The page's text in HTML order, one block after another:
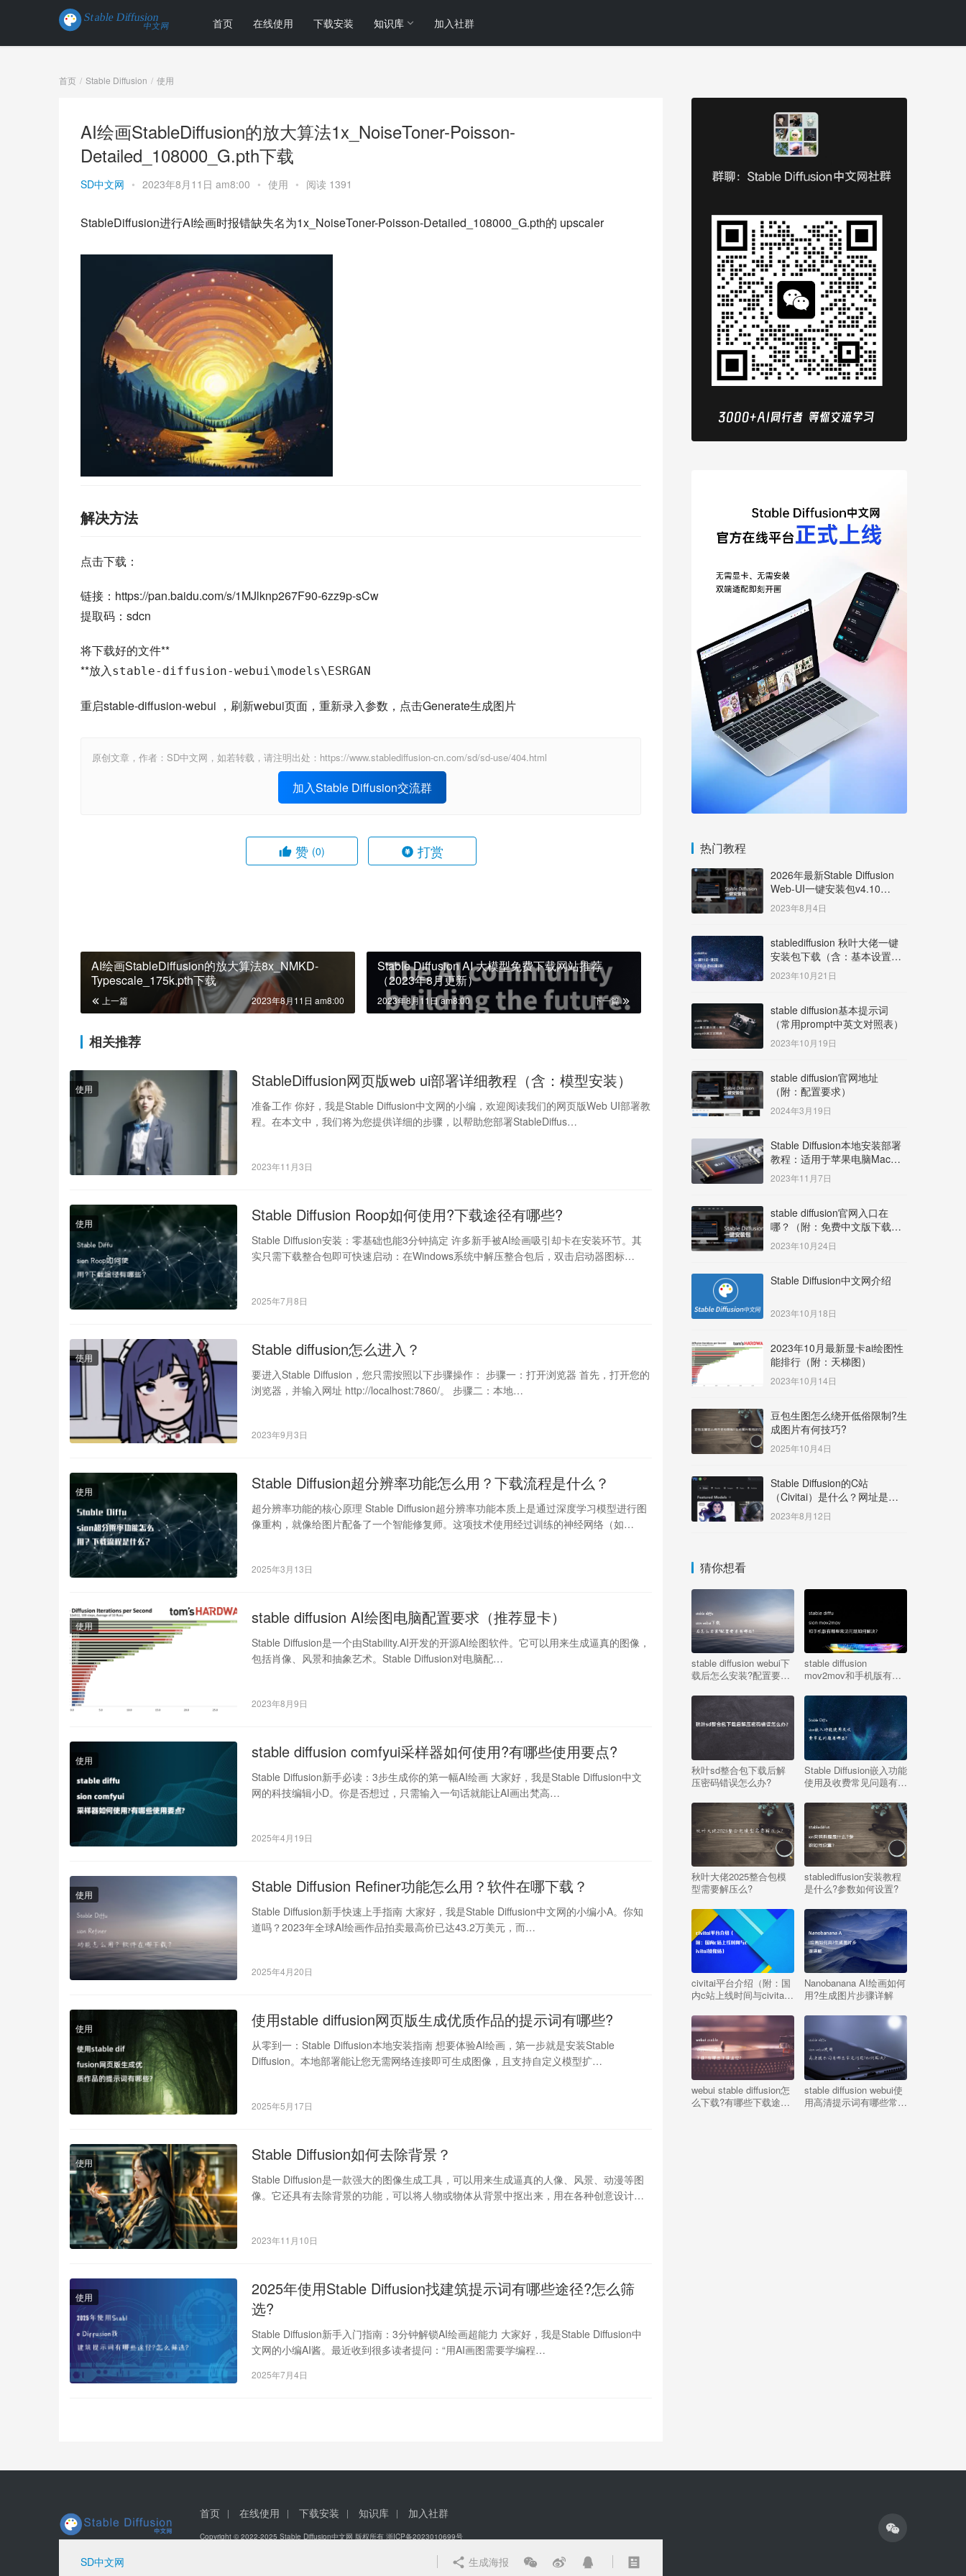
首页 在线使用 下载安装 知识库 加入社群
首页 Stable Diffusion 使用
AI绘画StableDiffusion的放大算法1x_NoiseToner-Poisson-
Detailed_108000_G.pth下载
SD中文网 • 2023年8月11日 am8:00 • 使用 • 阅读 1391
StableDiffusion进行AI绘画时报错缺失名为1x_NoiseToner-Poisson-Detailed_108000_G.pth的 upscaler
解决方法
点击下载：
链接：https://pan.baidu.com/s/1MJlknp267F90-6zz9p-sCw
提取码：sdcn
将下载好的文件**
**放入stable-diffusion-webui\models\ESRGAN
重启stable-diffusion-webui ，刷新webui页面，重新录入参数，点击Generate生成图片
原创文章，作者：SD中文网，如若转载，请注明出处：https://www.stablediffusion-cn.com/sd/sd-use/404.html
加入Stable Diffusion交流群
赞 (0) 打赏
SD中文网 生成海报
AI绘画StableDiffusion的放大算法8x_NMKD-
Typescale_175k.pth下载
上一篇 2023年8月11日 am8:00
Stable Diffusion AI 大模型免费下载网站推荐
（2023年8月更新）
下一篇
2023年8月11日 am8:00
相关推荐
使用 StableDiffusion网页版web ui部署详细教程（含：模型安装）
准备工作 你好，我是Stable Diffusion中文网的小编，欢迎阅读我们的网页版Web UI部署教
程。在本文中，我们将为您提供详细的步骤，以帮助您部署StableDiffus…
2023年11月3日
使用 Stable Diffusion Roop如何使用?下载途径有哪些?
Stable Diffusion安装：零基础也能3分钟搞定 许多新手被AI绘画吸引却卡在安装环节。其
实只需下载整合包即可快速启动：在Windows系统中解压整合包后，双击启动器图标…
2025年7月8日
使用 Stable diffusion怎么进入？
要进入Stable Diffusion，您只需按照以下步骤操作： 步骤一：打开浏览器 首先，打开您的
浏览器，并输入网址 http://localhost:7860/。 步骤二：本地…
2023年9月3日
使用 Stable Diffusion超分辨率功能怎么用？下载流程是什么？
超分辨率功能的核心原理 Stable Diffusion超分辨率功能本质上是通过深度学习模型进行图
像重构，就像给图片配备了一个智能修复师。这项技术使用经过训练的神经网络（如
2025年3月13日
使用 stable diffusion AI绘图电脑配置要求（推荐显卡）
Stable Diffusion是一个由Stability.AI开发的开源AI绘图软件。它可以用来生成逼真的图像，
包括肖像、风景和抽象艺术。Stable Diffusion对电脑配…
2023年8月9日
使用 stable diffusion comfyui采样器如何使用?有哪些使用要点?
Stable Diffusion新手必读：3步生成你的第一幅AI绘画 大家好，我是Stable Diffusion中文
网的科技编辑小D。你是否想过，只需输入一句话就能让AI画出梵高…
2025年4月19日
使用 Stable Diffusion Refiner功能怎么用？软件在哪下载？
Stable Diffusion新手快速上手指南 大家好，我是Stable Diffusion中文网的小编小A。你知
道吗？2023年全球AI绘画作品拍卖最高价已达43.2万美元，而…
2025年4月20日
使用 使用stable diffusion网页版生成优质作品的提示词有哪些?
从零到一：Stable Diffusion本地安装指南 想要体验AI绘画，第一步就是安装Stable
Diffusion。本地部署能让您无需网络连接即可生成图像，且支持自定义模型扩…
2025年5月17日
使用 Stable Diffusion如何去除背景？
Stable Diffusion是一款强大的图像生成工具，可以用来生成逼真的人像、风景、动漫等图
像。它还具有去除背景的功能，可以将人物或物体从背景中抠出来，用在各种创意设计
2023年11月10日
使用
2025年使用Stable Diffusion找建筑提示词有哪些途径?怎么筛
选?
Stable Diffusion新手入门指南：3分钟解锁AI绘画超能力 大家好，我是Stable Diffusion中
文网的小编AI酱。最近收到很多读者提问：“用AI画图需要学编程…
2025年7月4日
热门教程
2026年最新Stable Diffusion
Web-UI一键安装包v4.10
Windows版【支持50系显卡】
2023年8月4日
stablediffusion 秋叶大佬一键
安装包下载（含：基本设置说
明）
2023年10月21日
stable diffusion基本提示词
（常用prompt中英文对照表）
2023年10月19日
stable diffusion官网地址
（附：配置要求）
2024年3月19日
Stable Diffusion本地安装部署
教程：适用于苹果电脑Mac
OS系统M系列芯片：
MacBook/iMac等
2023年11月7日
stable diffusion官网入口在
哪？（附：免费中文版下载安
装教程）
2023年10月24日
Stable Diffusion中文网介绍
2023年10月18日
2023年10月最新显卡ai绘图性
能排行（附：天梯图）
2023年10月14日
豆包生图怎么绕开低俗限制?生
成图片有何技巧?
2025年10月4日
Stable Diffusion的C站
（Civitai）是什么？网址是多
少？
2023年8月12日
猜你想看
stable diffusion webui下
载后怎么安装?配置要求
stable diffusion
mov2mov和手机版有哪
秋叶sd整合包下载后解
压密码错误怎么办?
Stable Diffusion嵌入功能
使用及收费常见问题有哪
秋叶大佬2025整合包模
型需要解压么?
stablediffusion安装教程
是什么?参数如何设置?
civitai平台介绍（附：国
内c站上线时间与civitai
Nanobanana AI绘画如何
用?生成图片步骤详解
webui stable diffusion怎
么下载?有哪些下载途
stable diffusion webui使
用高清提示词有哪些常见
首页 在线使用 下载安装 知识库 加入社群
Copyright © 2022-2025 Stable Diffusion中文网 版权所有 浙ICP备2023010699号